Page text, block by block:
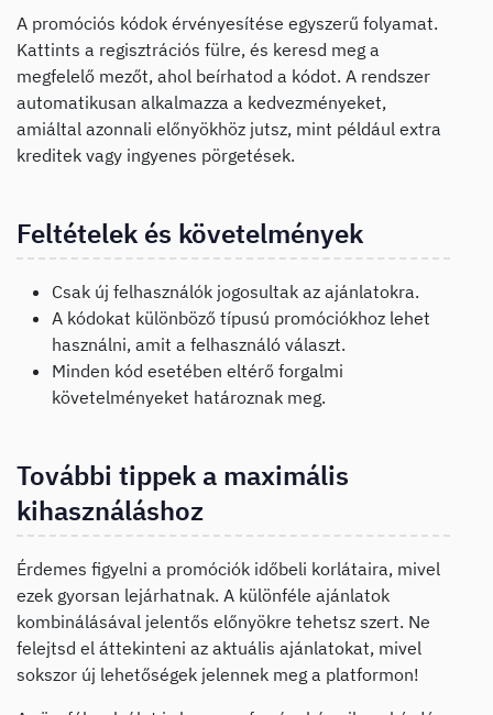
A promóciós kódok érvényesítése egyszerű folyamat.
Kattints a regisztrációs fülre, és keresd meg a
megfelelő mezőt, ahol beírhatod a kódot. A rendszer
automatikusan alkalmazza a kedvezményeket,
amiáltal azonnali előnyökhöz jutsz, mint például extra
kreditek vagy ingyenes pörgetések.
Feltételek és követelmények
Csak új felhasználók jogosultak az ajánlatokra.
A kódokat különböző típusú promóciókhoz lehet
használni, amit a felhasználó választ.
Minden kód esetében eltérő forgalmi
követelményeket határoznak meg.
További tippek a maximális
kihasználáshoz
Érdemes figyelni a promóciók időbeli korlátaira, mivel
ezek gyorsan lejárhatnak. A különféle ajánlatok
kombinálásával jelentős előnyökre tehetsz szert. Ne
felejtsd el áttekinteni az aktuális ajánlatokat, mivel
sokszor új lehetőségek jelennek meg a platformon!